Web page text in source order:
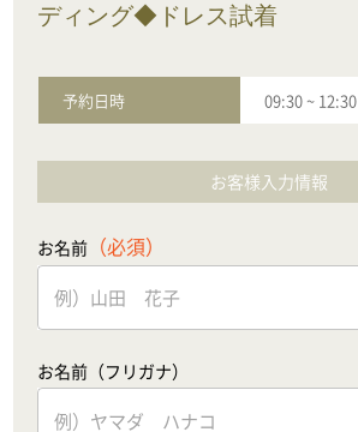
ディング◆ドレス試着
予約日時 09:30~ 12:30
お客様入力情報
お名前 （必須）
お名前（フリガナ）